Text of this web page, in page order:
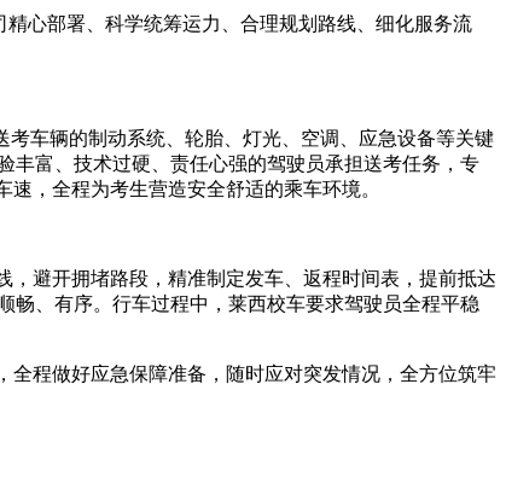
心部署、科学统筹运力、合理规划路线、细化服务流
车辆的制动系统、轮胎、灯光、空调、应急设备等关键
丰富、技术过硬、责任心强的驾驶员承担送考任务，专
，全程为考生营造安全舒适的乘车环境。
避开拥堵路段，精准制定发车、返程时间表，提前抵达
畅、有序。行车过程中，莱西校车要求驾驶员全程平稳
程做好应急保障准备，随时应对突发情况，全方位筑牢